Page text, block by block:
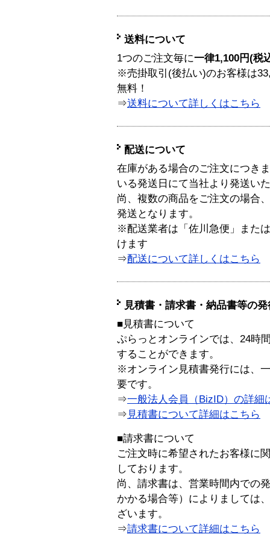
送料について
1つのご注文毎に一律1,100円(税
※売掛取引(後払い)のお客様は
無料！
⇒送料について詳しくはこちら
配送について
在庫がある場合のご注文につき
いる発送日にて当社より発送い
尚、複数の商品をご注文の場合
発送となります。
※配送業者は「佐川急便」また
けます
⇒配送について詳しくはこちら
見積書・請求書・納品書等の
■見積書について
ぷらっとオンラインでは、24時
することができます。
※オンライン見積書発行には、
要です。
⇒一般法人会員（BizID）の詳細
⇒ 見積書について詳細はこちら
■請求書について
ご注文時に希望されたお客様に
しております。
尚、請求書は、営業時間内での
かかる場合等）によりましては
ざいます。
⇒請求書について詳細はこちら